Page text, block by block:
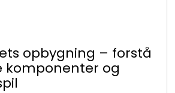
opbygning – forstå
komponenter og